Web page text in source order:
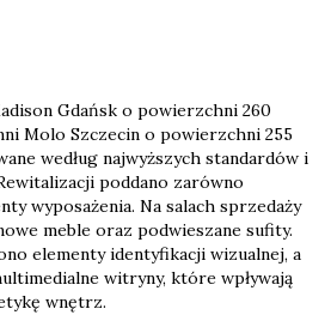
Gdańsk o powierzchni 260
Molo Szczecin o powierzchni 255
według najwyższych standardów i
poddano zarówno
wyposażenia. Na salach sprzedaży
meble oraz podwieszane sufity.
elementy identyfikacji wizualnej, a
witryny, które wpływają
wnętrz.